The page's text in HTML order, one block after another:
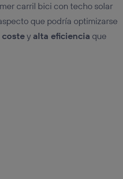
carril bici con techo solar
que podría optimizarse
costey alta eficiencia que